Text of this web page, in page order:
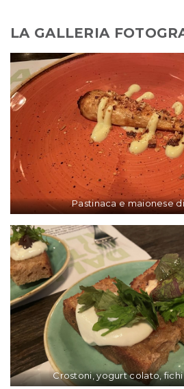
LA GALLERIA
Pastinaca e maionese
Crostoni, yogurt colato,